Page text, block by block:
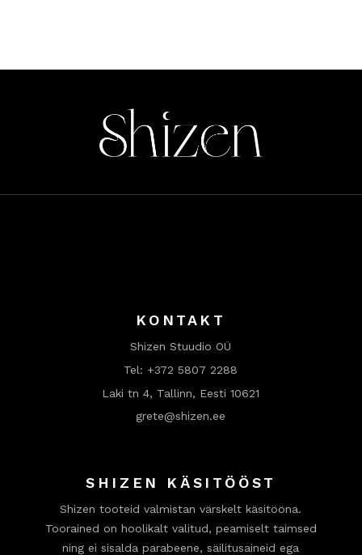
KONTAKT
Shizen Stuudio OÜ
Tel: +372 5807 2288
Laki tn 4, Tallinn, Eesti 10621
grete@shizen.ee
SHIZEN KÄSITÖÖST
Shizen tooteid valmistan värskelt käsitööna.
Toorained on hoolikalt valitud, peamiselt taimsed
ning ei sisalda parabeene, säilitusaineid ega